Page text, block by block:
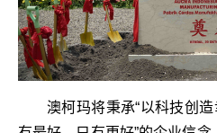
澳柯玛将秉承“以科技创